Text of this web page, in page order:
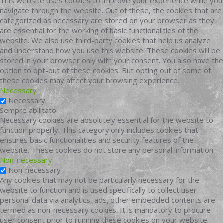
navigate through the website. Out of these, the cookies that are
categorized as necessary are stored on your browser as they
are essential for the working of basic functionalities of the
website. We also use third-party cookies that help us analyze
and understand how you use this website. These cookies will be
stored in your browser only with your consent. You also have the
option to opt-out of these cookies. But opting out of some of
these cookies may affect your browsing experience.
Necessary
Necessary
Sempre abilitato
Necessary cookies are absolutely essential for the website to
function properly. This category only includes cookies that
ensures basic functionalities and security features of the
website. These cookies do not store any personal information.
Non-necessary
Non-necessary
Any cookies that may not be particularly necessary for the
website to function and is used specifically to collect user
personal data via analytics, ads, other embedded contents are
termed as non-necessary cookies. It is mandatory to procure
user consent prior to running these cookies on your website.